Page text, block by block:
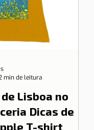
Lisboa no
Dicas de
T-shirt
min de leitura